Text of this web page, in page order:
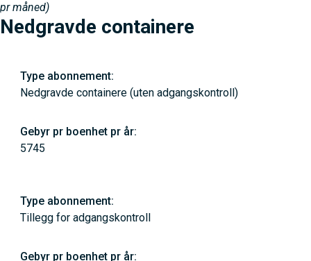
pr måned)
Nedgravde containere
Nedgravde containere (uten adgangskontroll)
5745
Tillegg for adgangskontroll